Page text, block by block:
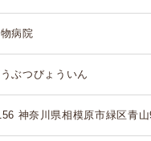
病院
ぶつびょういん
神奈川県相模原市緑区青